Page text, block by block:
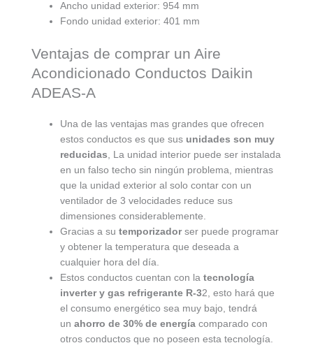
Ancho unidad exterior: 954 mm
Fondo unidad exterior: 401 mm
Ventajas de comprar un Aire
Acondicionado Conductos Daikin
ADEAS-A
Una de las ventajas mas grandes que ofrecen
estos conductos es que sus unidades son muy
reducidas , La unidad interior puede ser instalada
en un falso techo sin ningún problema, mientras
que la unidad exterior al solo contar con un
ventilador de 3 velocidades reduce sus
dimensiones considerablemente.
Gracias a su temporizadorser puede programar
y obtener la temperatura que deseada a
cualquier hora del día.
Estos conductos cuentan con la tecnología
inverter y gas refrigerante R-32, esto hará que
el consumo energético sea muy bajo, tendrá
unahorro de 30% de energía comparado con
otros conductos que no poseen esta tecnología.